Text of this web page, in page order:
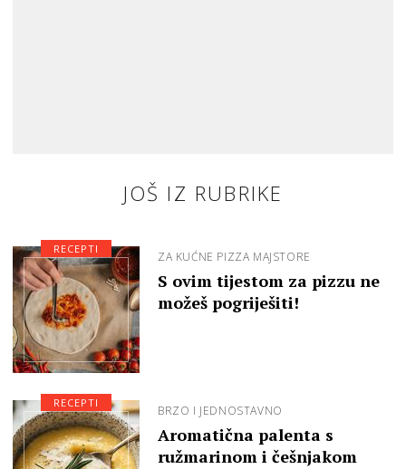
JOŠ IZ RUBRIKE
ZA KUĆNE PIZZA MAJSTORE
S ovim tijestom za pizzu ne
možeš pogriješiti!
RECEPTI
BRZO I JEDNOSTAVNO
Aromatična palenta s
ružmarinom i češnjakom
RECEPTI